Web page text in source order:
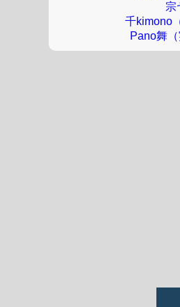
宗
千kimono
Pano舞（